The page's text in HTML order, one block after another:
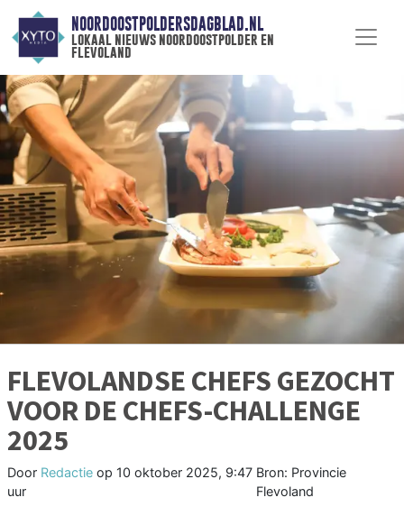
NOORDOOSTPOLDERSDAGBLAD.NL
lokaal nieuws noordoostpolder en
flevoland
FLEVOLANDSE CHEFS GEZOCHT
VOOR DE CHEFS-CHALLENGE
2025
Door Redactie op 10 oktober 2025, 9:47
uur
Bron: Provincie
Flevoland